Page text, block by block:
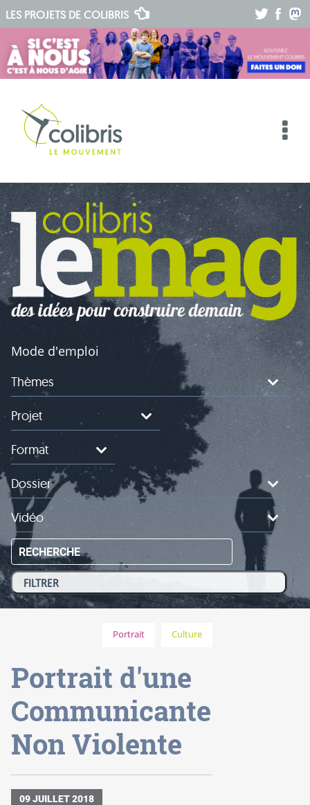
LES PROJETS DE COLIBRIS
Mode d'emploi
Thèmes
Projet
Format
Dossier
Vidéo
RECHERCHE
Portrait Culture
Portrait d'une
Communicante
Non Violente
09 JUILLET 2018